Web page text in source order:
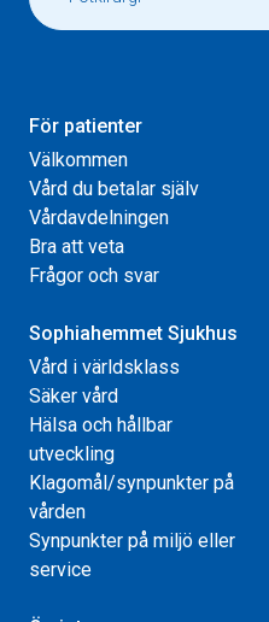
För patienter
Välkommen
Vård du betalar själv
Vårdavdelningen
Bra att veta
Frågor och svar
Sophiahemmet Sjukhus
Vård i världsklass
Säker vård
Hälsa och hållbar
utveckling
Klagomål/synpunkter på
vården
Synpunkter på miljö eller
service